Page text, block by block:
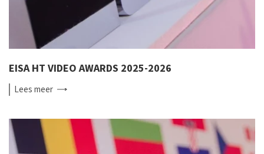
EISA HT VIDEO AWARDS 2025-2026
Leesmeer